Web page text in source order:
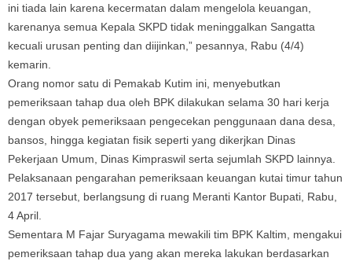
ini tiada lain karena kecermatan dalam mengelola keuangan,
karenanya semua Kepala SKPD tidak meninggalkan Sangatta
kecuali urusan penting dan diijinkan,” pesannya, Rabu (4/4)
kemarin.
Orang nomor satu di Pemakab Kutim ini, menyebutkan
pemeriksaan tahap dua oleh BPK dilakukan selama 30 hari kerja
dengan obyek pemeriksaan pengecekan penggunaan dana desa,
bansos, hingga kegiatan fisik seperti yang dikerjkan Dinas
Pekerjaan Umum, Dinas Kimpraswil serta sejumlah SKPD lainnya.
Pelaksanaan pengarahan pemeriksaan keuangan kutai timur tahun
2017 tersebut, berlangsung di ruang Meranti Kantor Bupati, Rabu,
4 April.
Sementara M Fajar Suryagama mewakili tim BPK Kaltim, mengakui
pemeriksaan tahap dua yang akan mereka lakukan berdasarkan